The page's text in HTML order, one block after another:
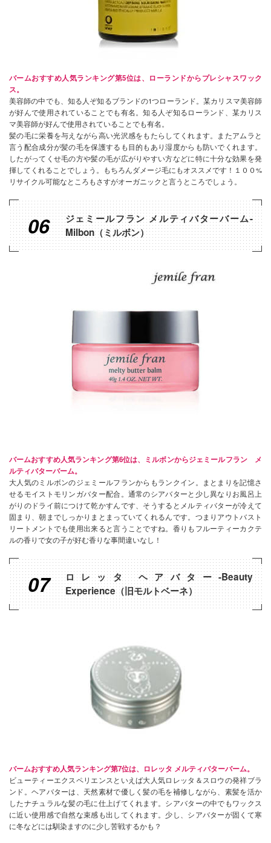
バームおすすめ人気ランキング第5位は、ローランドからプレシャスワック
ス。
美容師の中でも、知る人ぞ知るブランドの1つローランド。某カリスマ美容師
が好んで使用されていることでも有名。知る人ぞ知るローランド、某カリス
マ美容師が好んで使用されていることでも有名。
髪の毛に栄養を与えながら高い光沢感をもたらしてくれます。またアムラと
言う配合成分が髪の毛を保護するも目的もあり湿度からも防いでくれます。
したがってくせ毛の方や髪の毛が広がりやすい方などに特に十分な効果を発
揮してくれることでしょう。もちろんダメージ毛にもオススメです！１００%
リサイクル可能なところもさすがオーガニックと言うところでしょう。
06
ジェミールフラン メルティバターバーム-
Milbon（ミルボン）
バームおすすめ人気ランキング第6位は、ミルボンからジェミールフラン メ
ルティバターバーム。
大人気のミルボンのジェミールフランからもランクイン。まとまりを記憶さ
せるモイストモリンガバター配合。通常のシアバターと少し異なりお風呂上
がりのドライ前につけて乾かすんです、そうするとメルティバターが冷えて
固まり、朝までしっかりまとまっていてくれるんです。つまりアウトバスト
リートメントでも使用出来ると言うことですね。香りもフルーティーカクテ
ルの香りで女の子が好む香りな事間違いなし！
07
ロレッタ ヘアバター-Beauty
Experience（旧モルトベーネ）
バームおすすめ人気ランキング第7位は、ロレッタ メルティバターバーム。
ビューティーエクスペリエンスといえば大人気ロレッタ＆スロウの発祥ブラ
ンド。ヘアバターは、天然素材で優しく髪の毛を補修しながら、素髪を活か
したナチュラルな髪の毛に仕上げてくれます。シアバターの中でもワックス
に近い使用感で自然な束感も出してくれます。少し、シアバターが固くて寒
に冬などには馴染ますのに少し苦戦するかも？